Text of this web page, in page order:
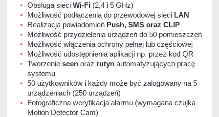
Obsługa sieci Wi-Fi (2,4 i 5 GHz)
Możliwość podłączenia do przewodowej sieci LAN
Realizacja powiadomień Push, SMS oraz CLIP
Możliwość przydzielenia urządzeń do 50 pomieszczeń
Możliwość włączenia ochrony pełnej lub częściowej
Możliwość udostępnienia aplikacji np. przez kod QR
Tworzenie scen oraz rutyn automatyzujących pracę
systemu
50 użytkowników i każdy może być zalogowany na 5
urządzeniach (250 urządzeń)
Fotograficzna weryfikacja alarmu (wymagana czujka
Motion Detector Cam)